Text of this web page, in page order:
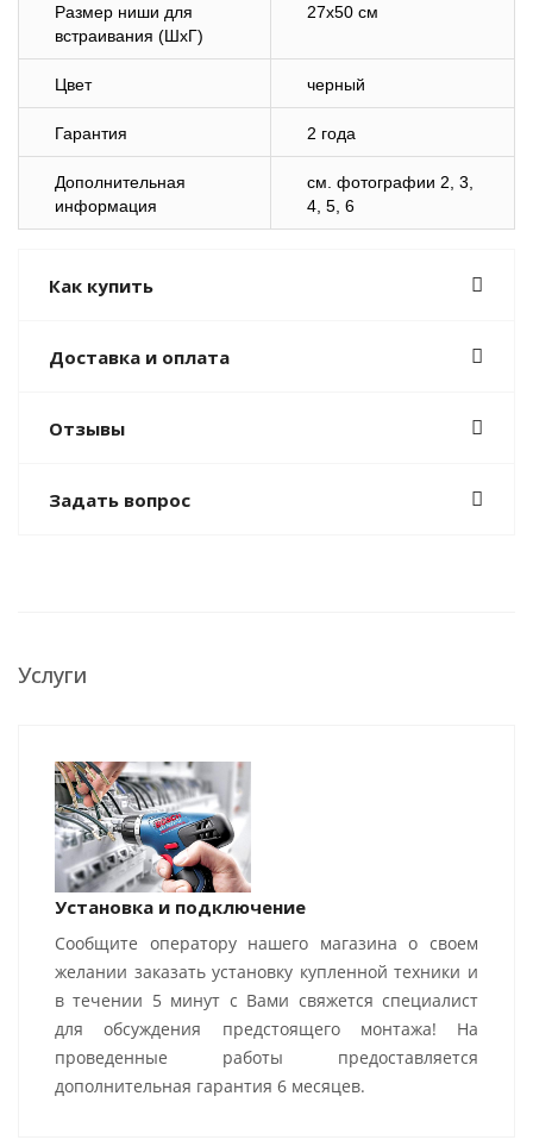
Размер ниши для
встраивания (ШхГ)
27х50 см
Цвет черный
Гарантия 2 года
Дополнительная
информация
cм. фотографии 2 , 3,
4, 5, 6
Как купить
Доставка и оплата
Отзывы
Задать вопрос
Услуги
Установка и подключение
Сообщите оператору нашего магазина о своем
желании заказать установку купленной техники и
в течении 5 минут с Вами свяжется специалист
для обсуждения предстоящего монтажа! На
проведенные работы предоставляется
дополнительная гарантия 6 месяцев.